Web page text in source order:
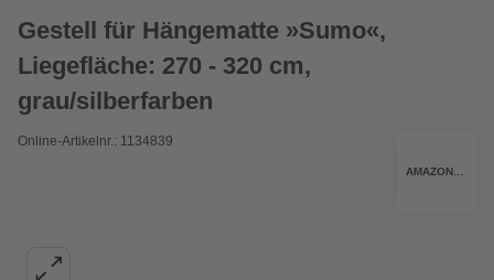
Gestell für Hängematte »Sumo«,
Liegefläche: 270 - 320 cm,
grau/silberfarben
Online-Artikelnr.: 1134839